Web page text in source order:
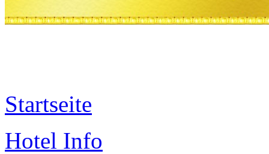
Startseite
Hotel Info